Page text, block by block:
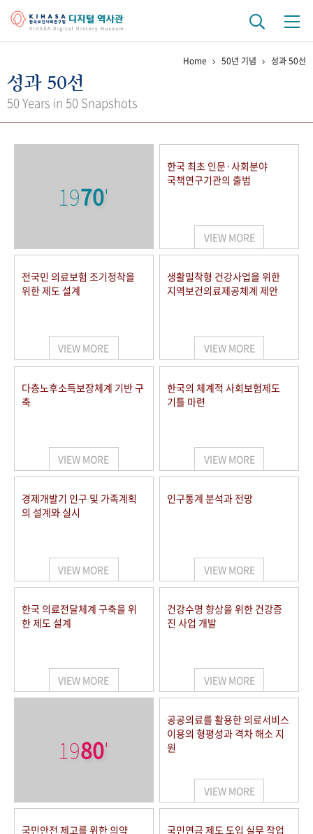
걸어온 길 기관 변천사
키워드로 보는 연구 역사
연구자들
사진 아카이브 문서 기록물 행정박물 영상 기록물
50+1 주년 기념
세계와 함께 한 KIHASA
VR 역사관
Home 50년 기념 성과 50선
성과 50선
50 Years in 50 Snapshots
1970'
한국 최초 인문·사회분야
국책연구기관의 출범
VIEW MORE
전국민 의료보험 조기정착을
위한 제도 설계
VIEW MORE
생활밀착형 건강사업을 위한
지역보건의료제공체계 제안
VIEW MORE
다층노후소득보장체계 기반 구
축
VIEW MORE
한국의 체계적 사회보험제도
기틀 마련
VIEW MORE
경제개발기 인구 및 가족계획
의 설계와 실시
VIEW MORE
인구통계 분석과 전망
VIEW MORE
한국 의료전달체계 구축을 위
한 제도 설계
VIEW MORE
건강수명 향상을 위한 건강증
진 사업 개발
VIEW MORE
1980'
공공의료를 활용한 의료서비스
이용의 형평성과 격차 해소 지
원
VIEW MORE
국민안전 제고를 위한 의약
국민연금 제도 도입 실무 작업